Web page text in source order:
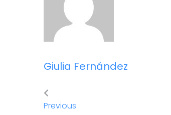
Giulia Fernández
Previous